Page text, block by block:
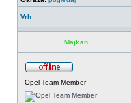
Vrh
Majkan
Opel Team Member